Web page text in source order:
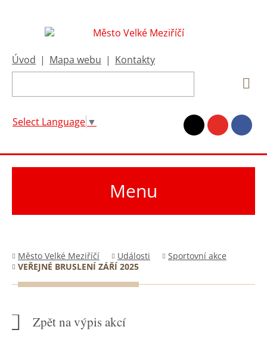
Úvod | Mapa webu | Kontakty
Select Language ▼
Menu
Město Velké Meziříčí Události
Sportovní akce
VEŘEJNÉ BRUSLENÍ ZÁŘÍ 2025
Zpět na výpis akcí